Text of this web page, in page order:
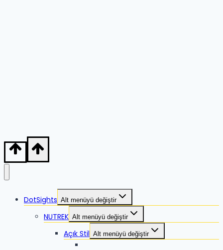
DotSights Alt menüyü değiştir
NUTREK Alt menüyü değiştir
Açık Stil Alt menüyü değiştir